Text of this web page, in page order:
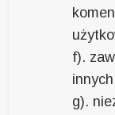
f).
g).